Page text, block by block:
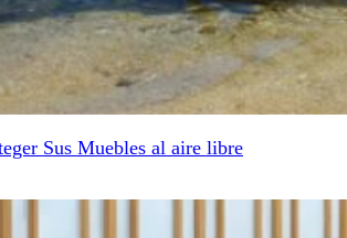
Sus Muebles al aire libre
Exterior De Proveedor Para La Ciudad